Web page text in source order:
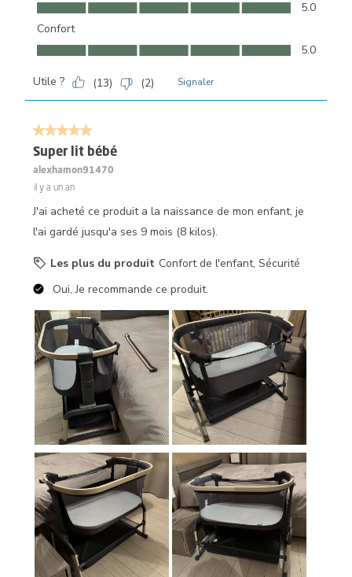
5.0
Confort
Confort, 5.0 sur 5
5.0
Utile ? (13) (2) Signaler
5 sur 5 étoiles.
Super lit bébé
alexhamon91470
il y a un an
J'ai acheté ce produit a la naissance de mon enfant, je
l'ai gardé jusqu'a ses 9 mois (8 kilos).
Les plus du produit Confort de l'enfant, Sécurité
Oui, Je recommande ce produit.